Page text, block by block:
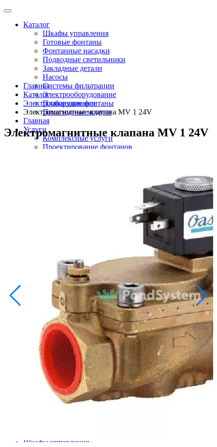
Каталог
Шкафы управления
Готовые фонтаны
Фонтанные насадки
Подводные светильники
Закладные детали
Насосы
Системы фильтрации
Электрооборудование
Плавающие фонтаны
Пешеходные модули
Главная
Услуги
Комплексные услуги
Проектирование фонтанов
Шкафы управления
Готовые фонтаны
Фонтанные насадки
Подводные светильники
Закладные детали
Насосы
Системы фильтрации
Электрооборудование
Плавающие фонтаны
Пешеходные модули
Шкафы управления
Главная
Каталог
Электрооборудование
Электромагнитные клапана MV 1 24V
Электромагнитные клапана MV 1 24V